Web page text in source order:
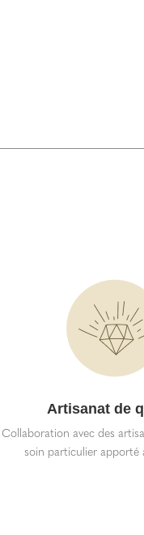
Artisanat de
Collaboration avec des
soin particulier apporté